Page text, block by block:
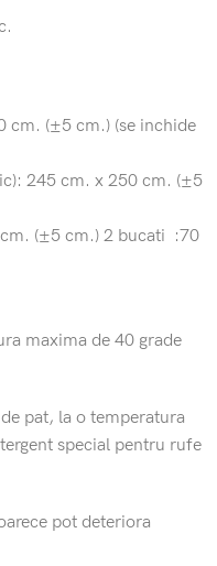
cm. (±5 cm.) (se inchide
245 cm. x 250 cm. (±5
(±5 cm.) 2 bucati :70
maxima de 40 grade
pat, la o temperatura
special pentru rufe
pot deteriora